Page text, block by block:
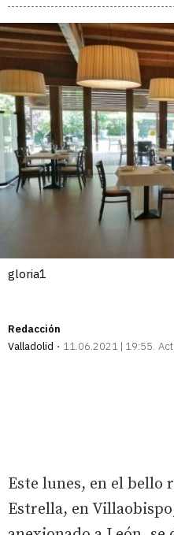
gloria1
Redacción
Valladolid
11.06.2021 | 19:55
Este lunes, en el bello
Estrella, en